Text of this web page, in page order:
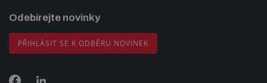
Odebírejte novinky
PŘIHLÁSIT SE K ODBĚRU NOVINEK